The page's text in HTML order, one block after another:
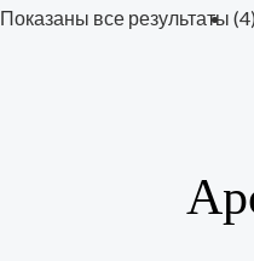
Показаны все результаты (4)